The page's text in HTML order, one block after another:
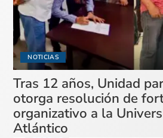
NOTICIAS
Tras 12 años, Unidad
otorga resolución de
organizativo a la
Atlántico